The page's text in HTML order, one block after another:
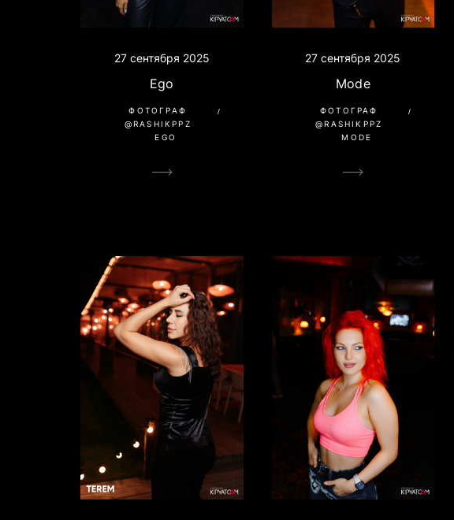
27 сентября 2025
Ego
ФОТОГРАФ
@RASHIKPPZ
EGO
27 сентября 2025
Mode
ФОТОГРАФ
@RASHIKPPZ
MODE